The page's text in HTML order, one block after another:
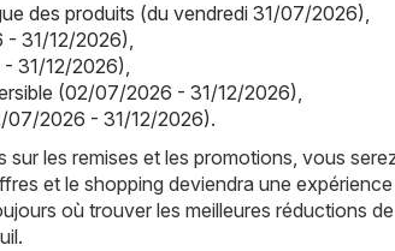
des produits (du vendredi 31/07/2026),
- 31/12/2026),
31/12/2026),
(02/07/2026 - 31/12/2026),
07/2026 - 31/12/2026).
les remises et les promotions, vous
et le shopping deviendra une expérience
où trouver les meilleures réductions